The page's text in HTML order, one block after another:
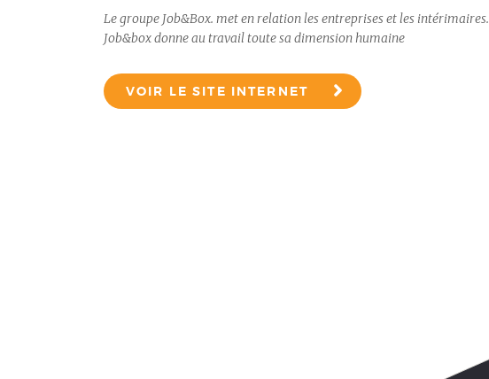
Le groupe Job&Box. met en relation les entreprises et les intérimaires.
Job&box donne au travail toute sa dimension humaine
VOIR LE SITE INTERNET